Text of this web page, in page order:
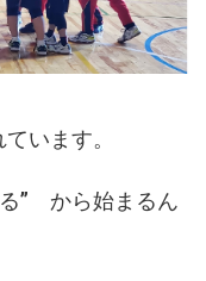
います。
” から始まるん